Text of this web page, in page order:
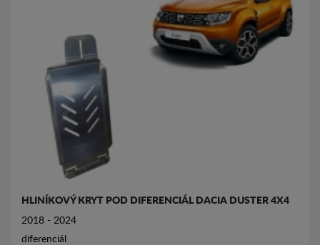
HLINÍKOVÝ KRYT POD DIFERENCIÁL DACIA DUSTER 4X4
2018 - 2024
diferenciál